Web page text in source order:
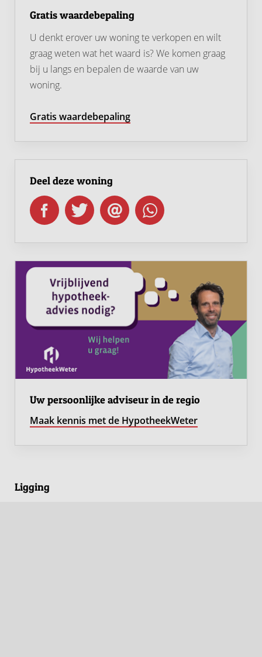
Tuin en buitenruimte
afmeting van ca. 9,58 x 4,85 meter. De tuin is sfeervol
ingericht met een mooi terras, een leuke combinatie
van grijze tegels en klinkers, een pergola met
klimplanten, buxusperken, houten schuttingen en een
bovendien gemakkelijk bereikbaar.
Ook in de voortuin, gelegen op het oosten en met een
stenen fietsenberging van ca. 6 m².
Gratis waardebepaling
U denkt erover uw woning te verkopen en wilt
graag weten wat het waard is? We komen graag
bij u langs en bepalen de waarde van uw
woning.
Gratis waardebepaling
Deel deze woning
Uw persoonlijke adviseur in de regio
Maak kennis met de HypotheekWeter
Ligging